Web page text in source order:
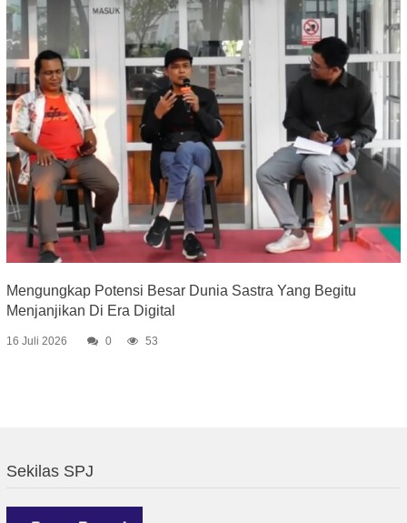
Mengungkap Potensi Besar Dunia Sastra Yang Begitu
Menjanjikan Di Era Digital
16 Juli 2026 0 53
Sekilas SPJ